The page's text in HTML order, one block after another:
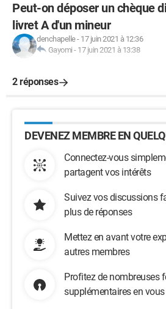
Peut-on déposer un chèque
livret A d'un mineur
denchapelle- 17 juin 2021 à 12:36
Gayomi - 17 juin 2021 à 13:38
2 réponses
DEVENEZ MEMBRE EN
Connectez-vous
partagent vos intérêts
Suivez vos discussions
plus de réponses
Mettez en avant votre
autres membres
Profitez de nombreuses
supplémentaires en